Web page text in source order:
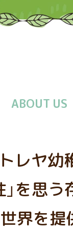
ABOUT US
レヤ幼
」を思
界を提